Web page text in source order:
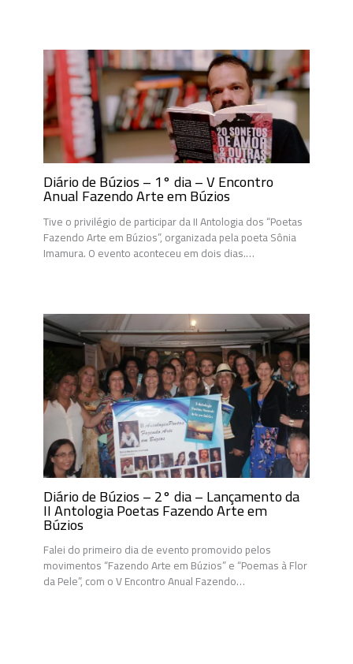
Diário de Búzios – 1° dia – V Encontro
Anual Fazendo Arte em Búzios
Tive o privilégio de participar da II Antologia dos “Poetas
Fazendo Arte em Búzios”, organizada pela poeta Sônia
Imamura. O evento aconteceu em dois dias.…
Diário de Búzios – 2° dia – Lançamento da
II Antologia Poetas Fazendo Arte em
Búzios
Falei do primeiro dia de evento promovido pelos
movimentos “Fazendo Arte em Búzios” e “Poemas à Flor
da Pele”, com o V Encontro Anual Fazendo…